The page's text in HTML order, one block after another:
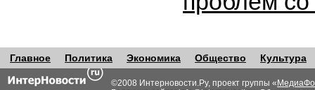
Главное Политика Экономика Общество Культура
©2008 Интерновости.Ру, проект группы «